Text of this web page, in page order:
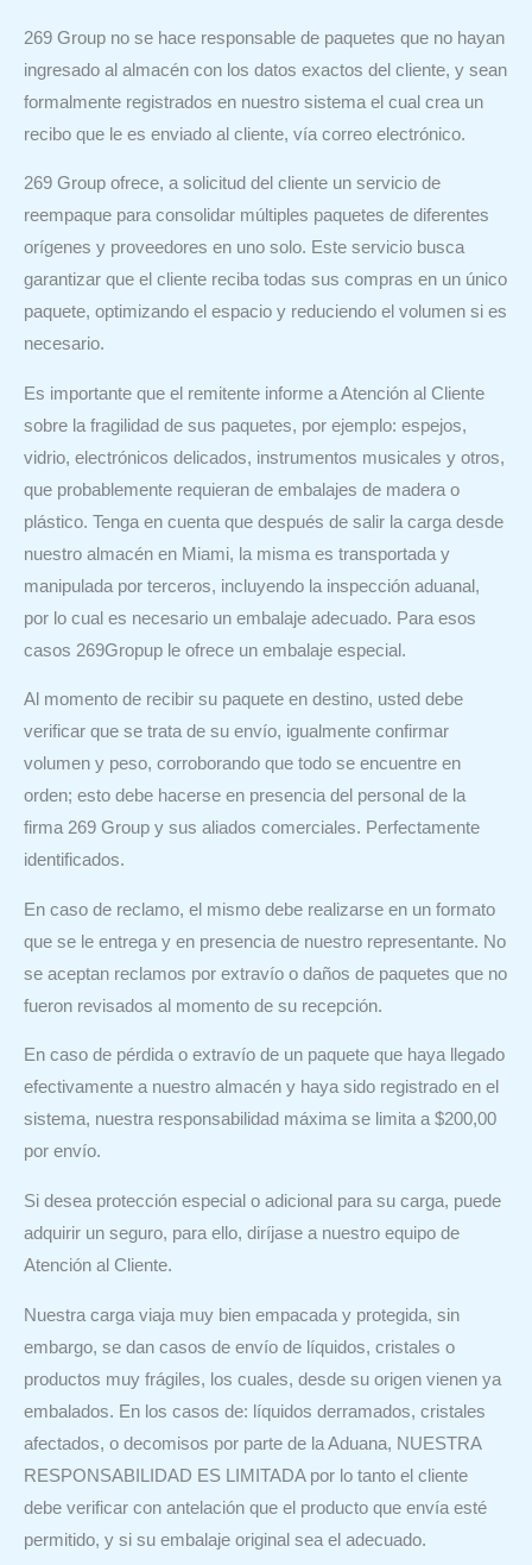
269 Group no se hace responsable de paquetes que no hayan
ingresado al almacén con los datos exactos del cliente, y sean
formalmente registrados en nuestro sistema el cual crea un
recibo que le es enviado al cliente, vía correo electrónico.
269 Group ofrece, a solicitud del cliente un servicio de
reempaque para consolidar múltiples paquetes de diferentes
orígenes y proveedores en uno solo. Este servicio busca
garantizar que el cliente reciba todas sus compras en un único
paquete, optimizando el espacio y reduciendo el volumen si es
necesario.
Es importante que el remitente informe a Atención al Cliente
sobre la fragilidad de sus paquetes, por ejemplo: espejos,
vidrio, electrónicos delicados, instrumentos musicales y otros,
que probablemente requieran de embalajes de madera o
plástico. Tenga en cuenta que después de salir la carga desde
nuestro almacén en Miami, la misma es transportada y
manipulada por terceros, incluyendo la inspección aduanal,
por lo cual es necesario un embalaje adecuado. Para esos
casos 269Gropup le ofrece un embalaje especial.
Al momento de recibir su paquete en destino, usted debe
verificar que se trata de su envío, igualmente confirmar
volumen y peso, corroborando que todo se encuentre en
orden; esto debe hacerse en presencia del personal de la
firma 269 Group y sus aliados comerciales. Perfectamente
identificados.
En caso de reclamo, el mismo debe realizarse en un formato
que se le entrega y en presencia de nuestro representante. No
se aceptan reclamos por extravío o daños de paquetes que no
fueron revisados al momento de su recepción.
En caso de pérdida o extravío de un paquete que haya llegado
efectivamente a nuestro almacén y haya sido registrado en el
sistema, nuestra responsabilidad máxima se limita a $200,00
por envío.
Si desea protección especial o adicional para su carga, puede
adquirir un seguro, para ello, diríjase a nuestro equipo de
Atención al Cliente.
Nuestra carga viaja muy bien empacada y protegida, sin
embargo, se dan casos de envío de líquidos, cristales o
productos muy frágiles, los cuales, desde su origen vienen ya
embalados. En los casos de: líquidos derramados, cristales
afectados, o decomisos por parte de la Aduana, NUESTRA
RESPONSABILIDAD ES LIMITADA por lo tanto el cliente
debe verificar con antelación que el producto que envía esté
permitido, y si su embalaje original sea el adecuado.